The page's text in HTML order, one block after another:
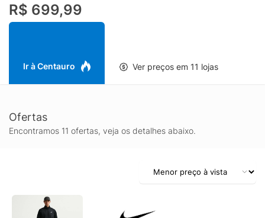
R$ 699,99
Ir à Centauro Ver preços em 11 lojas
Ofertas
Encontramos 11 ofertas, veja os detalhes abaixo.